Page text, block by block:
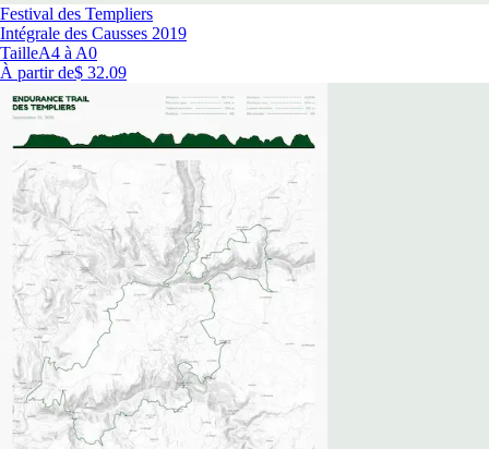
Festival des Templiers
Intégrale des Causses 2019
TailleA4 à A0
À partir de$ 32.09